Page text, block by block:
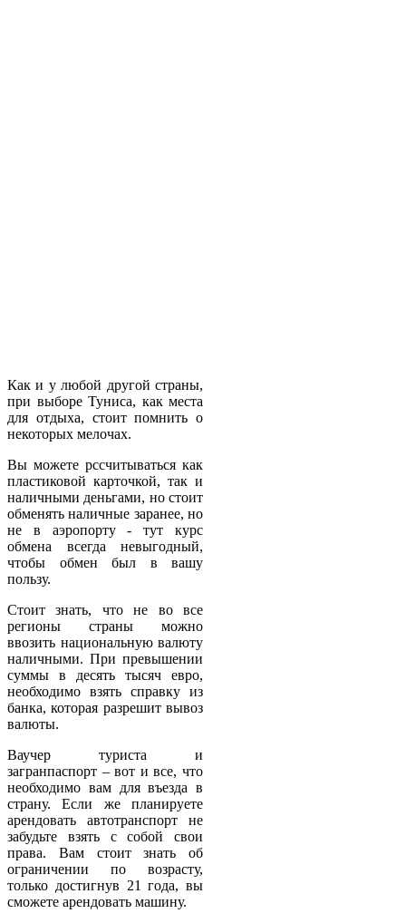
Как и у любой другой страны,
при выборе Туниса, как места
для отдыха, стоит помнить о
некоторых мелочах.
Вы можете рссчитываться как
пластиковой карточкой, так и
наличными деньгами, но стоит
обменять наличные заранее, но
не в аэропорту - тут курс
обмена всегда невыгодный,
чтобы обмен был в вашу
пользу.
Стоит знать, что не во все
регионы страны можно
ввозить национальную валюту
наличными. При превышении
суммы в десять тысяч евро,
необходимо взять справку из
банка, которая разрешит вывоз
валюты.
Ваучер туриста и
загранпаспорт – вот и все, что
необходимо вам для въезда в
страну. Если же планируете
арендовать автотранспорт не
забудьте взять с собой свои
права. Вам стоит знать об
ограничении по возрасту,
только достигнув 21 года, вы
сможете арендовать машину.